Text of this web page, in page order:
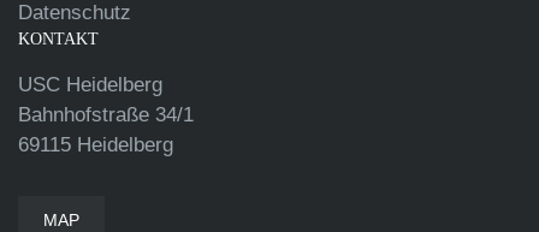
Datenschutz
KONTAKT
USC Heidelberg
Bahnhofstraße 34/1
69115 Heidelberg
MAP